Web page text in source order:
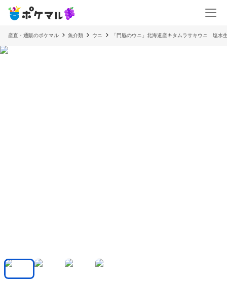
産直・通販のポケマル 魚介類 ウニ 「門脇のウニ」北海道産キタムラサキウニ 塩